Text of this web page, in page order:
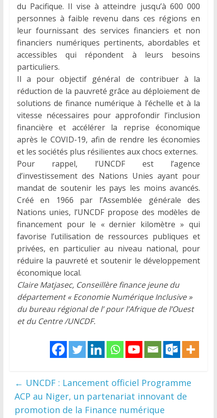
du Pacifique. Il vise à atteindre jusqu’à 600 000
personnes à faible revenu dans ces régions en
leur fournissant des services financiers et non
financiers numériques pertinents, abordables et
accessibles qui répondent à leurs besoins
particuliers.
Il a pour objectif général de contribuer à la
réduction de la pauvreté grâce au déploiement de
solutions de finance numérique à l’échelle et à la
vitesse nécessaires pour approfondir l’inclusion
financière et accélérer la reprise économique
après le COVID-19, afin de rendre les économies
et les sociétés plus résilientes aux chocs externes.
Pour rappel, l’UNCDF est l’agence
d’investissement des Nations Unies ayant pour
mandat de soutenir les pays les moins avancés.
Créé en 1966 par l’Assemblée générale des
Nations unies, l’UNCDF propose des modèles de
financement pour le « dernier kilomètre » qui
favorise l’utilisation de ressources publiques et
privées, en particulier au niveau national, pour
réduire la pauvreté et soutenir le développement
économique local.
Claire Matjasec, Conseillère finance jeune du
département « Economie Numérique Inclusive »
du bureau régional de l’ pour l’Afrique de l’Ouest
et du Centre /UNCDF.
← UNCDF : Lancement officiel Programme
ACP au Niger, un partenariat innovant de
promotion de la Finance numérique